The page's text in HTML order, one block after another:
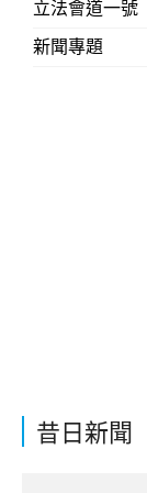
立法會道一號
新聞專題
昔日新聞